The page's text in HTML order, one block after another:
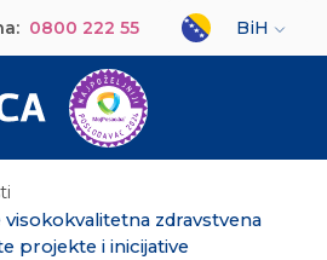
0800 222 55
Select your
BiH
visokokvalitetna zdravstvena
projekte i inicijative